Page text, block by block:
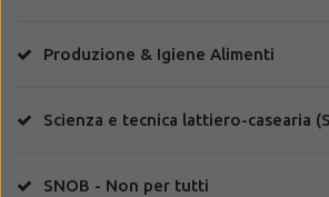
Produzione & Igiene Alimenti
Scienza e tecnica lattiero-casearia
SNOB - Non per tutti